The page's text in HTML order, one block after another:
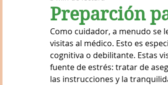
Preparción
Como cuidador, a menudo se
visitas al médico. Esto es
cognitiva o debilitante. Estas
fuente de estrés: tratar de
las instrucciones y la